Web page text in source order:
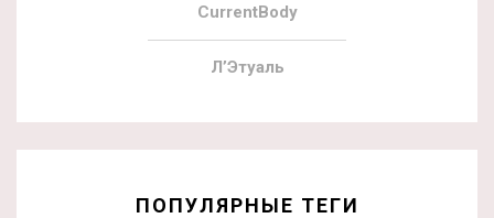
CurrentBody
Л’Этуаль
ПОПУЛЯРНЫЕ ТЕГИ